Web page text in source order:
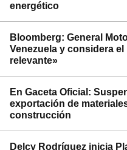
energético
Bloomberg: General
Venezuela y considera
relevante»
En Gaceta Oficial:
exportación de
construcción
Delcy Rodríguez inicia